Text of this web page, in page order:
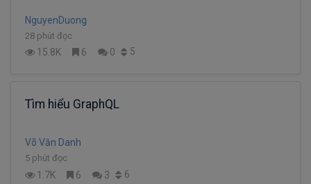
NguyenDuong
28 phút đọc
15.8K 6 0 5
Tìm hiểu GraphQL
Võ Văn Danh
5 phút đọc
1.7K 6 3 6